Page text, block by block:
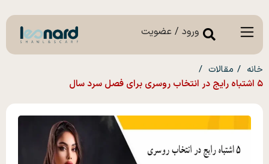
ورود / عضویت
خانه
مقالات
۵ اشتباه رایج در انتخاب روسری برای فصل سرد سال